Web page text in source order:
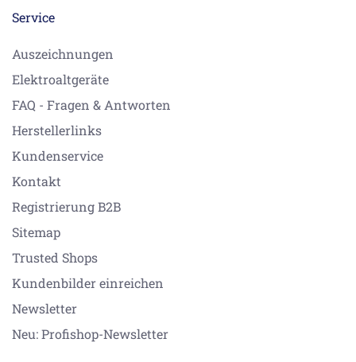
Service
Auszeichnungen
Elektroaltgeräte
FAQ - Fragen & Antworten
Herstellerlinks
Kundenservice
Kontakt
Registrierung B2B
Sitemap
Trusted Shops
Kundenbilder einreichen
Newsletter
Neu: Profishop-Newsletter